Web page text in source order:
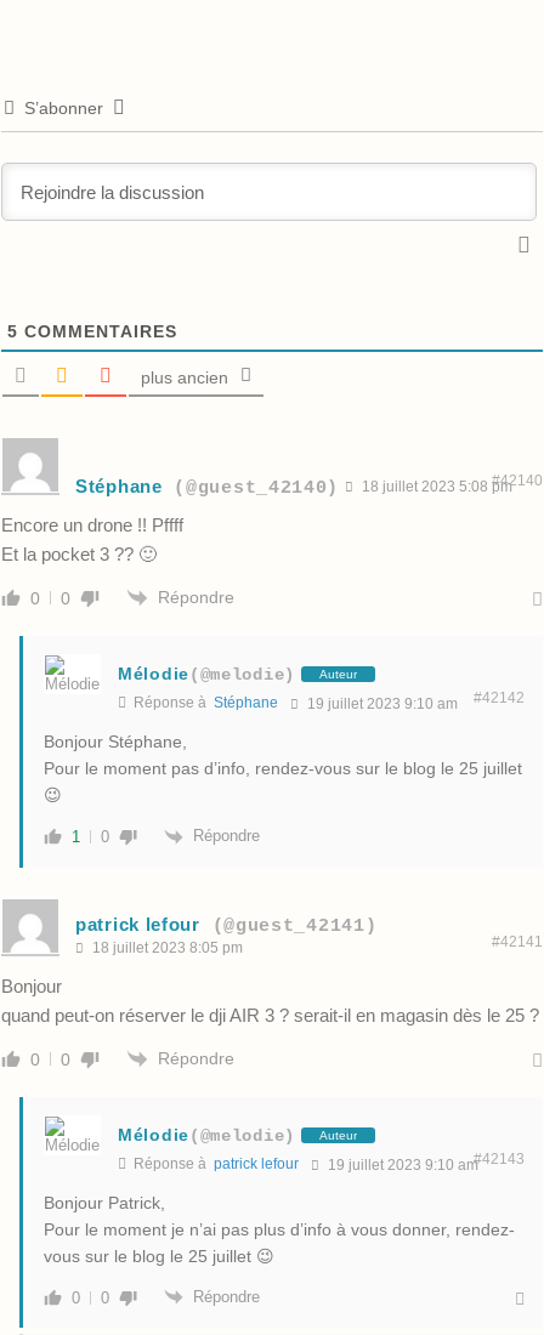
S’abonner
5 COMMENTAIRES
plus ancien
Stéphane (@guest_42140) 18 juillet 2023 5:08 pm#42140
Encore un drone !! Pffff
Et la pocket 3 ?? 🙂
0 0 Répondre
Mélodie(@melodie) Auteur
Réponse à Stéphane 19 juillet 2023 9:10 am #42142
Bonjour Stéphane,
Pour le moment pas d’info, rendez-vous sur le blog le 25 juillet
😉
1 0 Répondre
patrick lefour (@guest_42141)
18 juillet 2023 8:05 pm #42141
Bonjour
quand peut-on réserver le dji AIR 3 ? serait-il en magasin dès le 25 ?
0 0 Répondre
Mélodie(@melodie) Auteur
Réponse à patrick lefour 19 juillet 2023 9:10 am#42143
Bonjour Patrick,
Pour le moment je n’ai pas plus d’info à vous donner, rendez-
vous sur le blog le 25 juillet 😉
0 0 Répondre